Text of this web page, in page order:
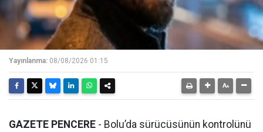
Yayınlanma: 08/08/2026 01:15
GAZETE PENCERE - Bolu’da sürücüsünün kontrolünü